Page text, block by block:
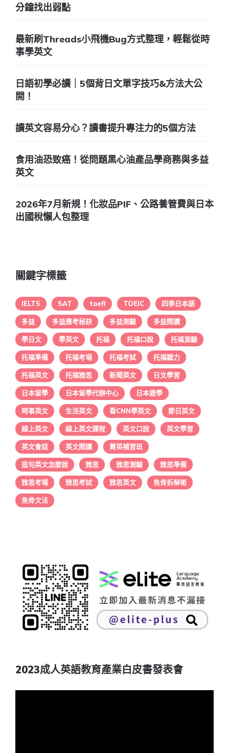
分鐘找出弱點
最新刷Threads小飛機Bug方式整理，輕鬆從時
事學英文
日語初學必讀｜5個背日文單字技巧&方法大公
開！
讀英文容易分心？讀書提升專注力的5個方法
食用油恐致癌！從問題黑心油產品學商務與多益
英文
2026年7月新規！化妝品PIF、公路養管費與日本
出國稅懶人包整理
關鍵字標籤
IELTS SAT toefl TOEIC 四季日本語
多益 多益應考秘訣 多益測驗 多益閱讀
學日文 學英文 托福 托福口說 托福測驗
托福準備 托福考場 托福考試 托福聽力
托福英文 托福雅思 新聞英文 日文學習
日本留學 日本留學代辦中心 日本遊學
時事英文 生活英文 看CNN學英文 節日英文
線上英文 線上英文課程 英文口說 英文學習
英文會話 英文閱讀 菁英補習班
這句英文怎麼說 雅思 雅思測驗 雅思準備
雅思考場 雅思考試 雅思英文 魚骨拆解術
魚骨文法
2023成人英語教育產業白皮書發表會